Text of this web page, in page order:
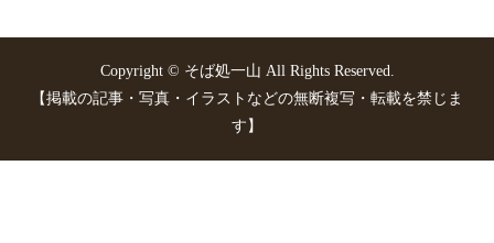
Copyright © そば処一山 All Rights Reserved.
【掲載の記事・写真・イラストなどの無断複写・転載を禁じま
す】